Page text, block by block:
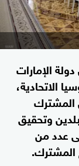
الإمارات
الاتحادية،
المشترك
وتحقيق
عدد من
المشترك.